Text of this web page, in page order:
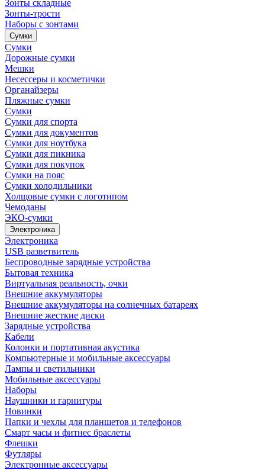
Зонты складные
Зонты-трости
Наборы с зонтами
Сумки
Сумки
Дорожные сумки
Мешки
Несессеры и косметички
Органайзеры
Пляжные сумки
Сумки
Сумки для спорта
Сумки для документов
Сумки для ноутбука
Сумки для пикника
Сумки для покупок
Сумки на пояс
Сумки холодильники
Холщовые сумки с логотипом
Чемоданы
ЭКО-сумки
Электроника
Электроника
USB разветвитель
Беспроводные зарядные устройства
Бытовая техника
Виртуальная реальность, очки
Внешние аккумуляторы
Внешние аккумуляторы на солнечных батареях
Внешние жесткие диски
Зарядные устройства
Кабели
Колонки и портативная акустика
Компьютерные и мобильные аксессуары
Лампы и светильники
Мобильные аксессуары
Наборы
Наушники и гарнитуры
Новинки
Папки и чехлы для планшетов и телефонов
Смарт часы и фитнес браслеты
Флешки
Футляры
Электронные аксессуары